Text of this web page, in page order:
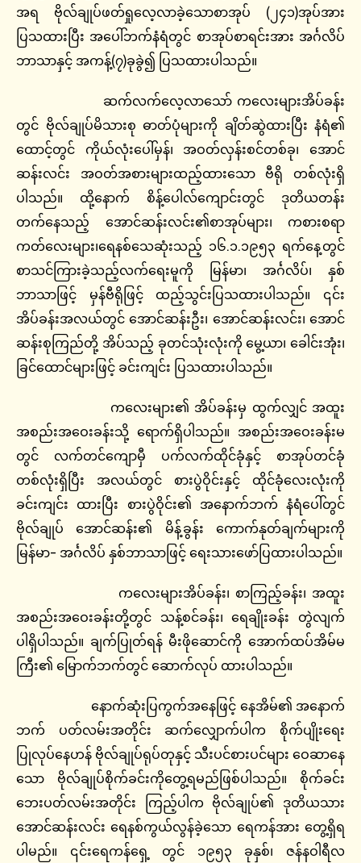
အရ ဗိုလ်ချုပ်ဖတ်ရှုလေ့လာခဲ့သောစာအုပ် (၂၄၁)အုပ်အား
ပြသထားပြီး အပေါ်ဘက်နံရံတွင် စာအုပ်စာရင်းအား အင်္ဂလိပ်
ဘာသာနှင့် အကန့်(၇)ခုခွဲ၍ ပြသထားပါသည်။
ဆက်လက်လေ့လာသော် ကလေးများအိပ်ခန်း
တွင် ဗိုလ်ချုပ်မိသားစု ဓာတ်ပုံများကို ချိတ်ဆွဲထားပြီး နံရံ၏
ထောင့်တွင် ကိုယ်လုံးပေါ်မှန်၊ အဝတ်လှန်းစင်တစ်ခု၊ အောင်
ဆန်းလင်း အဝတ်အစားများထည့်ထားသော ဗီရို တစ်လုံးရှိ
ပါသည်။ ထို့နောက် စိန့်ပေါလ်ကျောင်းတွင် ဒုတိယတန်း
တက်နေသည့် အောင်ဆန်းလင်း၏စာအုပ်များ၊ ကစားစရာ
ကတ်လေးများ၊ရေနစ်သေဆုံးသည့် ၁၆.၁.၁၉၅၃ ရက်နေ့တွင်
စာသင်ကြားခဲ့သည့်လက်ရေးမူကို မြန်မာ၊ အင်္ဂလိပ်၊ နှစ်
ဘာသာဖြင့် မှန်ဗီရိုဖြင့် ထည့်သွင်းပြသထားပါသည်။ ၎င်း
အိပ်ခန်းအလယ်တွင် အောင်ဆန်းဦး၊ အောင်ဆန်းလင်း၊ အောင်
ဆန်းစုကြည်တို့ အိပ်သည့် ခုတင်သုံးလုံးကို မွေ့ယာ၊ ခေါင်းအုံး၊
ခြင်ထောင်များဖြင့် ခင်းကျင်း ပြသထားပါသည်။
ကလေးများ၏ အိပ်ခန်းမှ ထွက်လျှင် အထူး
အစည်းအဝေးခန်းသို့ ရောက်ရှိပါသည်။ အစည်းအဝေးခန်းမ
တွင် လက်တင်ကျောမှီ ပက်လက်ထိုင်ခုံနှင့် စာအုပ်တင်ခုံ
တစ်လုံးရှိပြီး အလယ်တွင် စားပွဲဝိုင်းနှင့် ထိုင်ခုံလေးလုံးကို
ခင်းကျင်း ထားပြီး စားပွဲဝိုင်း၏ အနောက်ဘက် နံရံပေါ်တွင်
ဗိုလ်ချုပ် အောင်ဆန်း၏ မိန့်ခွန်း ကောက်နုတ်ချက်များကို
မြန်မာ- အင်္ဂလိပ် နှစ်ဘာသာဖြင့် ရေးသားဖော်ပြထားပါသည်။
ကလေးများအိပ်ခန်း၊ စာကြည့်ခန်း၊ အထူး
အစည်းအဝေးခန်းတို့တွင် သန့်စင်ခန်း၊ ရေချိုးခန်း တွဲလျက်
ပါရှိပါသည်။ ချက်ပြုတ်ရန် မီးဖိုဆောင်ကို အောက်ထပ်အိမ်မ
ကြီး၏ မြောက်ဘက်တွင် ဆောက်လုပ် ထားပါသည်။
နောက်ဆုံးပြကွက်အနေဖြင့် နေအိမ်၏ အနောက်
ဘက် ပတ်လမ်းအတိုင်း ဆက်လျှောက်ပါက စိုက်ပျိုးရေး
ပြုလုပ်နေဟန် ဗိုလ်ချုပ်ရုပ်တုနှင့် သီးပင်စားပင်များ ဝေဆာနေ
သော ဗိုလ်ချုပ်စိုက်ခင်းကိုတွေ့ရမည်ဖြစ်ပါသည်။ စိုက်ခင်း
ဘေးပတ်လမ်းအတိုင်း ကြည့်ပါက ဗိုလ်ချုပ်၏ ဒုတိယသား
အောင်ဆန်းလင်း ရေနစ်ကွယ်လွန်ခဲ့သော ရေကန်အား တွေ့ရှိရ
ပါမည်။ ၎င်းရေကန်ရှေ့ တွင် ၁၉၅၃ ခုနှစ်၊ ဇန်နဝါရီလ